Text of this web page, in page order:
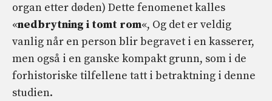
organ etter døden) Dette fenomenet kalles
«nedbrytning i tomt rom«, Og det er veldig
vanlig når en person blir begravet i en kasserer,
men også i en ganske kompakt grunn, som i de
forhistoriske tilfellene tatt i betraktning i denne
studien.